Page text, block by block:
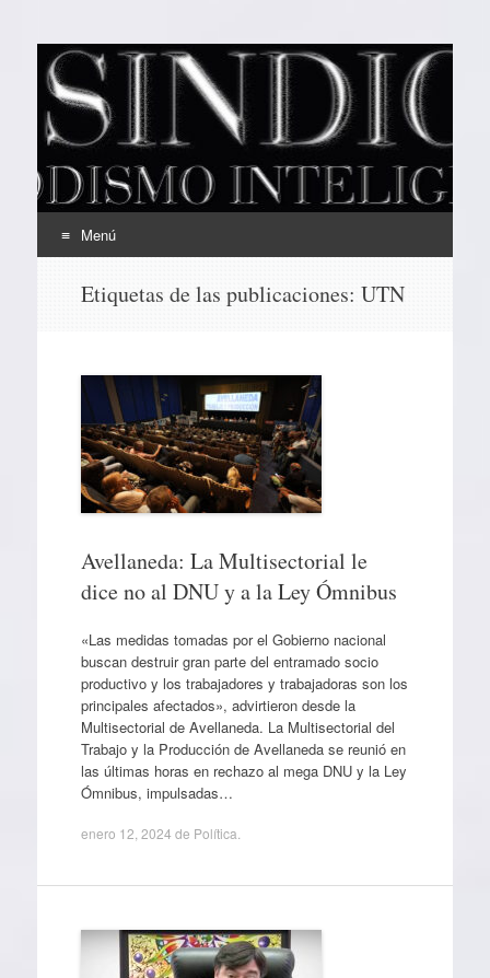
EL SINDICAL
Periodismo Inteligente
Menú
Etiquetas de las publicaciones: UTN
Avellaneda: La Multisectorial le
dice no al DNU y a la Ley Ómnibus
«Las medidas tomadas por el Gobierno nacional
buscan destruir gran parte del entramado socio
productivo y los trabajadores y trabajadoras son los
principales afectados», advirtieron desde la
Multisectorial de Avellaneda. La Multisectorial del
Trabajo y la Producción de Avellaneda se reunió en
las últimas horas en rechazo al mega DNU y la Ley
Ómnibus, impulsadas…
enero 12, 2024 de Política